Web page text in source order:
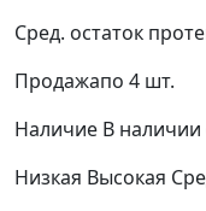
Сред. остаток
Продажапо 4 шт.
Наличие В наличии
Низкая Высокая